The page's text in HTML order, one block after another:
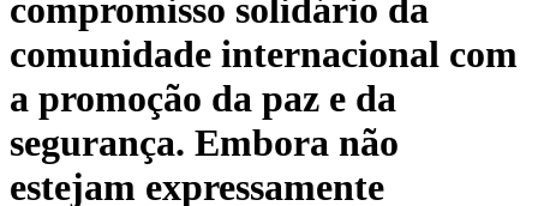
compromisso solidário da
comunidade internacional com
a promoção da paz e da
segurança. Embora não
estejam expressamente